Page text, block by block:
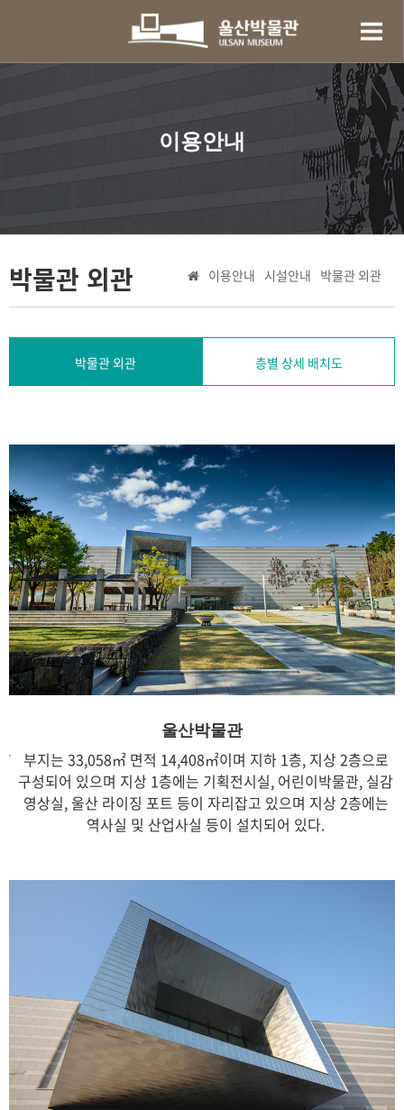
이용안내
박물관 외관 이용안내 시설안내 박물관 외관
박물관 외관 층별 상세 배치도
울산박물관
부지는 33,058㎡ 면적 14,408㎡이며 지하 1층, 지상 2층으로
구성되어 있으며 지상 1층에는 기획전시실, 어린이박물관, 실감
영상실, 울산 라이징 포트 등이 자리잡고 있으며 지상 2층에는
역사실 및 산업사실 등이 설치되어 있다.